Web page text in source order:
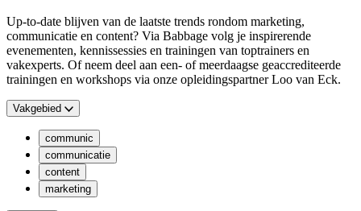
Up-to-date blijven van de laatste trends rondom marketing,
communicatie en content? Via Babbage volg je inspirerende
evenementen, kennissessies en trainingen van toptrainers en
vakexperts. Of neem deel aan een- of meerdaagse geaccrediteerde
trainingen en workshops via onze opleidingspartner Loo van Eck.
Vakgebied
communic
communicatie
content
marketing